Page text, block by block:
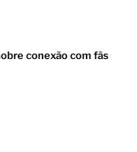
conexão com fãs